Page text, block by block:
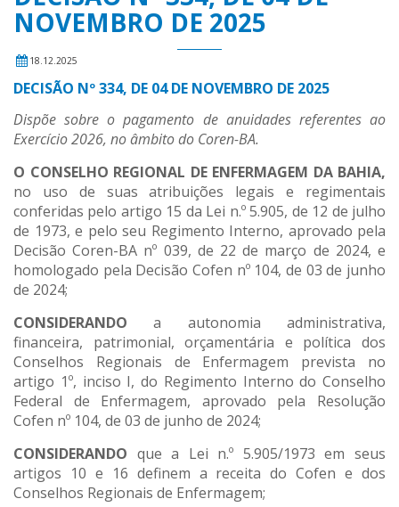
NOVEMBRO DE 2025
18.12.2025
DECISÃO Nº 334, DE 04 DE NOVEMBRO DE 2025
Dispõe sobre o pagamento de anuidades referentes ao
Exercício 2026, no âmbito do Coren-BA.
O CONSELHO REGIONAL DE ENFERMAGEM DA BAHIA,
no uso de suas atribuições legais e regimentais
conferidas pelo artigo 15 da Lei n.º 5.905, de 12 de julho
de 1973, e pelo seu Regimento Interno, aprovado pela
Decisão Coren-BA nº 039, de 22 de março de 2024, e
homologado pela Decisão Cofen nº 104, de 03 de junho
de 2024;
CONSIDERANDOa autonomia administrativa,
financeira, patrimonial, orçamentária e política dos
Conselhos Regionais de Enfermagem prevista no
artigo 1º, inciso I, do Regimento Interno do Conselho
Federal de Enfermagem, aprovado pela Resolução
Cofen nº 104, de 03 de junho de 2024;
CONSIDERANDO que a Lei n.º 5.905/1973 em seus
artigos 10 e 16 definem a receita do Cofen e dos
Conselhos Regionais de Enfermagem;